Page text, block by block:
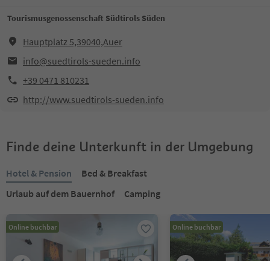
Tourismusgenossenschaft Südtirols Süden
Hauptplatz 5,39040,Auer
info@suedtirols-sueden.info
+39 0471 810231
http://www.suedtirols-sueden.info
Finde deine Unterkunft in der Umgebung
Hotel & Pension
Bed & Breakfast
Urlaub auf dem Bauernhof
Camping
Online buchbar Online buchbar